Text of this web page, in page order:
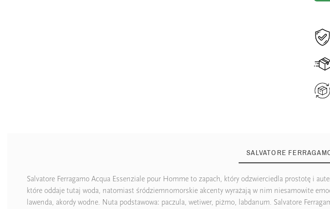
SALVATORE
Salvatore Ferragamo Acqua Essenziale pour Homme to zapach, który odzwierciedla prostotę i
które oddaje tutaj woda, natomiast śródziemnomorskie akcenty wyrażają w nim niesamowite
lawenda, akordy wodne. Nuta podstawowa: paczula, wetiwer, piżmo, labdanum. Salvatore